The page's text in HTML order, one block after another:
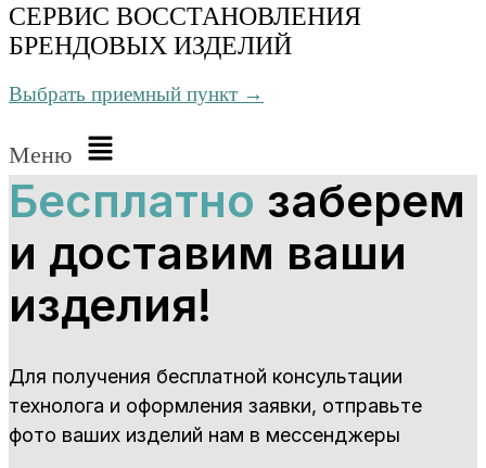
СЕРВИС ВОССТАНОВЛЕНИЯ
БРЕНДОВЫХ ИЗДЕЛИЙ
Выбрать приемный пункт →
Меню
Бесплатно заберем
и доставим ваши
изделия!
Для получения бесплатной консультации
технолога и оформления заявки, отправьте
фото ваших изделий нам в мессенджеры